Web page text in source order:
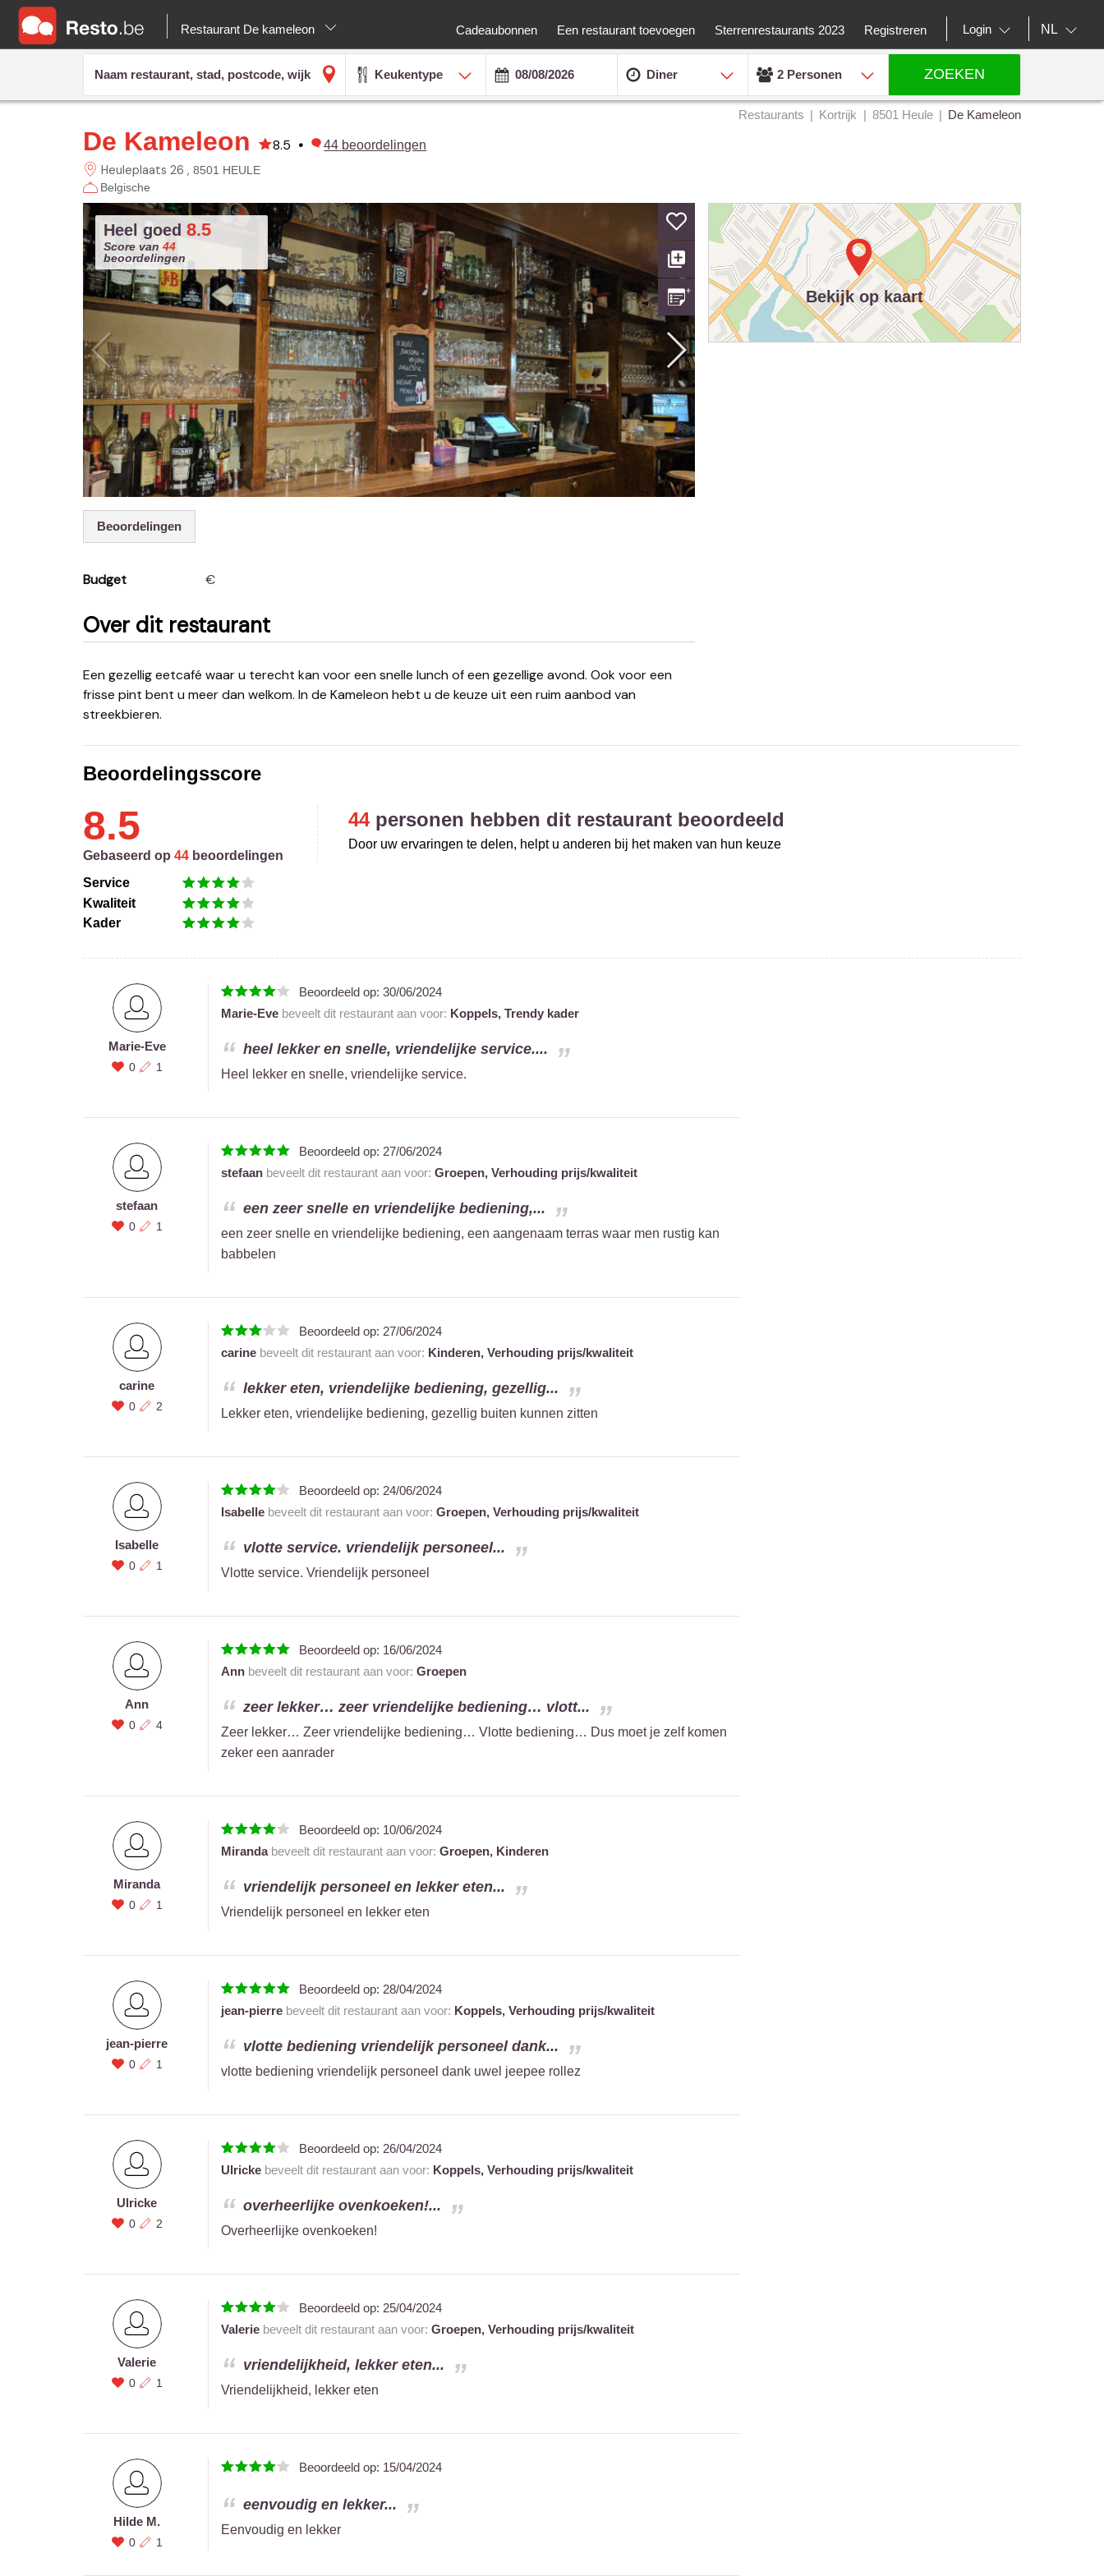
Restaurant De kameleon Cadeaubonnen Een restaurant toevoegen Sterrenrestaurants 2023 Registreren Login NL
Keukentype Diner 2 Personen ZOEKEN
Restaurants Kortrijk 8501 Heule De Kameleon
De Kameleon 8.5 • 44 beoordelingen
Heuleplaats 26
8501 HEULE
Belgische
Heel goed 8.5
Score van 44
beoordelingen
Beoordelingen
Budget €
Over dit restaurant
Een gezellig eetcafé waar u terecht kan voor een snelle lunch of een gezellige avond. Ook voor een
frisse pint bent u meer dan welkom. In de Kameleon hebt u de keuze uit een ruim aanbod van
streekbieren.
Bekijk op kaart
Beoordelingsscore
8.5
Gebaseerd op 44 beoordelingen
Service
Kwaliteit
Kader
44personen hebben dit restaurant beoordeeld
Door uw ervaringen te delen, helpt u anderen bij het maken van hun keuze
Marie-Eve
0 1
Beoordeeld op: 30/06/2024
Marie-Evebeveelt dit restaurant aan voor: Koppels, Trendy kader
heel lekker en snelle, vriendelijke service....
Heel lekker en snelle, vriendelijke service.
stefaan
0 1
Beoordeeld op: 27/06/2024
stefaanbeveelt dit restaurant aan voor: Groepen, Verhouding prijs/kwaliteit
een zeer snelle en vriendelijke bediening,...
een zeer snelle en vriendelijke bediening, een aangenaam terras waar men rustig kan
babbelen
carine
0 2
Beoordeeld op: 27/06/2024
carinebeveelt dit restaurant aan voor: Kinderen, Verhouding prijs/kwaliteit
lekker eten, vriendelijke bediening, gezellig...
Lekker eten, vriendelijke bediening, gezellig buiten kunnen zitten
Isabelle
0 1
Beoordeeld op: 24/06/2024
Isabellebeveelt dit restaurant aan voor: Groepen, Verhouding prijs/kwaliteit
vlotte service. vriendelijk personeel...
Vlotte service. Vriendelijk personeel
Ann
0 4
Beoordeeld op: 16/06/2024
Annbeveelt dit restaurant aan voor: Groepen
zeer lekker… zeer vriendelijke bediening… vlott...
Zeer lekker… Zeer vriendelijke bediening… Vlotte bediening… Dus moet je zelf komen
zeker een aanrader
Miranda
0 1
Beoordeeld op: 10/06/2024
Mirandabeveelt dit restaurant aan voor: Groepen, Kinderen
vriendelijk personeel en lekker eten...
Vriendelijk personeel en lekker eten
jean-pierre
0 1
Beoordeeld op: 28/04/2024
jean-pierrebeveelt dit restaurant aan voor: Koppels, Verhouding prijs/kwaliteit
vlotte bediening vriendelijk personeel dank...
vlotte bediening vriendelijk personeel dank uwel jeepee rollez
Ulricke
0 2
Beoordeeld op: 26/04/2024
Ulrickebeveelt dit restaurant aan voor: Koppels, Verhouding prijs/kwaliteit
overheerlijke ovenkoeken!...
Overheerlijke ovenkoeken!
Valerie
0 1
Beoordeeld op: 25/04/2024
Valeriebeveelt dit restaurant aan voor: Groepen, Verhouding prijs/kwaliteit
vriendelijkheid, lekker eten...
Vriendelijkheid, lekker eten
Hilde M.
0 1
Beoordeeld op: 15/04/2024
eenvoudig en lekker...
Eenvoudig en lekker